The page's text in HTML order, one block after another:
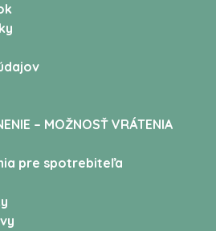
– MOŽNOSŤ VRÁTENIA
pre spotrebiteľa